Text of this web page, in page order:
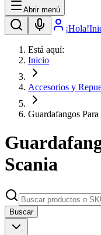
Abrir menú
¡Hola!
Está aquí:
Inicio
Accesorios y
Guardafangos
Scania
Buscar